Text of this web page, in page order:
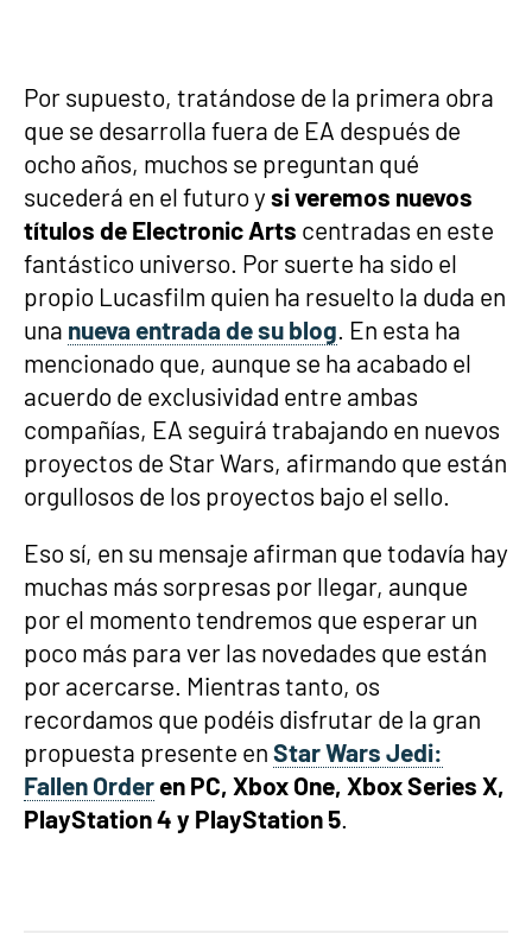
Por supuesto, tratándose de la primera obra
que se desarrolla fuera de EA después de
ocho años, muchos se preguntan qué
sucederá en el futuro y si veremos nuevos
títulos de Electronic Arts centradas en este
fantástico universo. Por suerte ha sido el
propio Lucasfilm quien ha resuelto la duda en
una nueva entrada de su blog. En esta ha
mencionado que, aunque se ha acabado el
acuerdo de exclusividad entre ambas
compañías, EA seguirá trabajando en nuevos
proyectos de Star Wars, afirmando que están
orgullosos de los proyectos bajo el sello.
Eso sí, en su mensaje afirman que todavía hay
muchas más sorpresas por llegar, aunque
por el momento tendremos que esperar un
poco más para ver las novedades que están
por acercarse. Mientras tanto, os
recordamos que podéis disfrutar de la gran
propuesta presente en Star Wars Jedi:
Fallen Orderen PC, Xbox One, Xbox Series X,
PlayStation 4 y PlayStation 5.